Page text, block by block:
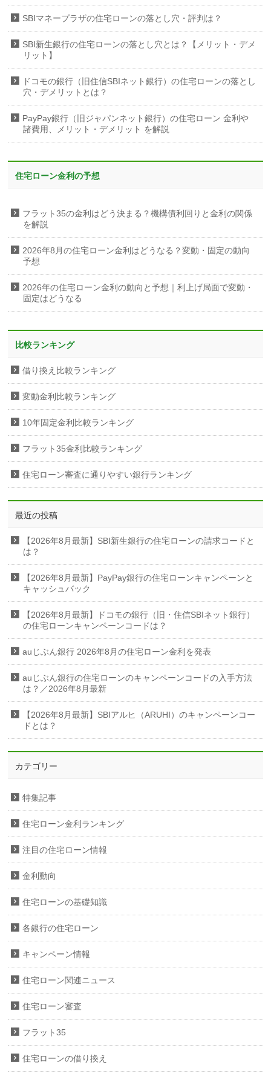
SBIマネープラザの住宅ローンの落とし穴・評判は？
SBI新生銀行の住宅ローンの落とし穴とは？【メリット・デメ
リット】
ドコモの銀行（旧住信SBIネット銀行）の住宅ローンの落とし
穴・デメリットとは？
PayPay銀行（旧ジャパンネット銀行）の住宅ローン 金利や
諸費用、メリット・デメリット を解説
住宅ローン金利の予想
フラット35の金利はどう決まる？機構債利回りと金利の関係
を解説
2026年8月の住宅ローン金利はどうなる？変動・固定の動向
予想
2026年の住宅ローン金利の動向と予想｜利上げ局面で変動・
固定はどうなる
比較ランキング
借り換え比較ランキング
変動金利比較ランキング
10年固定金利比較ランキング
フラット35金利比較ランキング
住宅ローン審査に通りやすい銀行ランキング
最近の投稿
【2026年8月最新】SBI新生銀行の住宅ローンの請求コードと
は？
【2026年8月最新】PayPay銀行の住宅ローンキャンペーンと
キャッシュバック
【2026年8月最新】ドコモの銀行（旧・住信SBIネット銀行）
の住宅ローンキャンペーンコードは？
auじぶん銀行 2026年8月の住宅ローン金利を発表
auじぶん銀行の住宅ローンのキャンペーンコードの入手方法
は？／2026年8月最新
【2026年8月最新】SBIアルヒ（ARUHI）のキャンペーンコー
ドとは？
カテゴリー
特集記事
住宅ローン金利ランキング
注目の住宅ローン情報
金利動向
住宅ローンの基礎知識
各銀行の住宅ローン
キャンペーン情報
住宅ローン関連ニュース
住宅ローン審査
フラット35
住宅ローンの借り換え